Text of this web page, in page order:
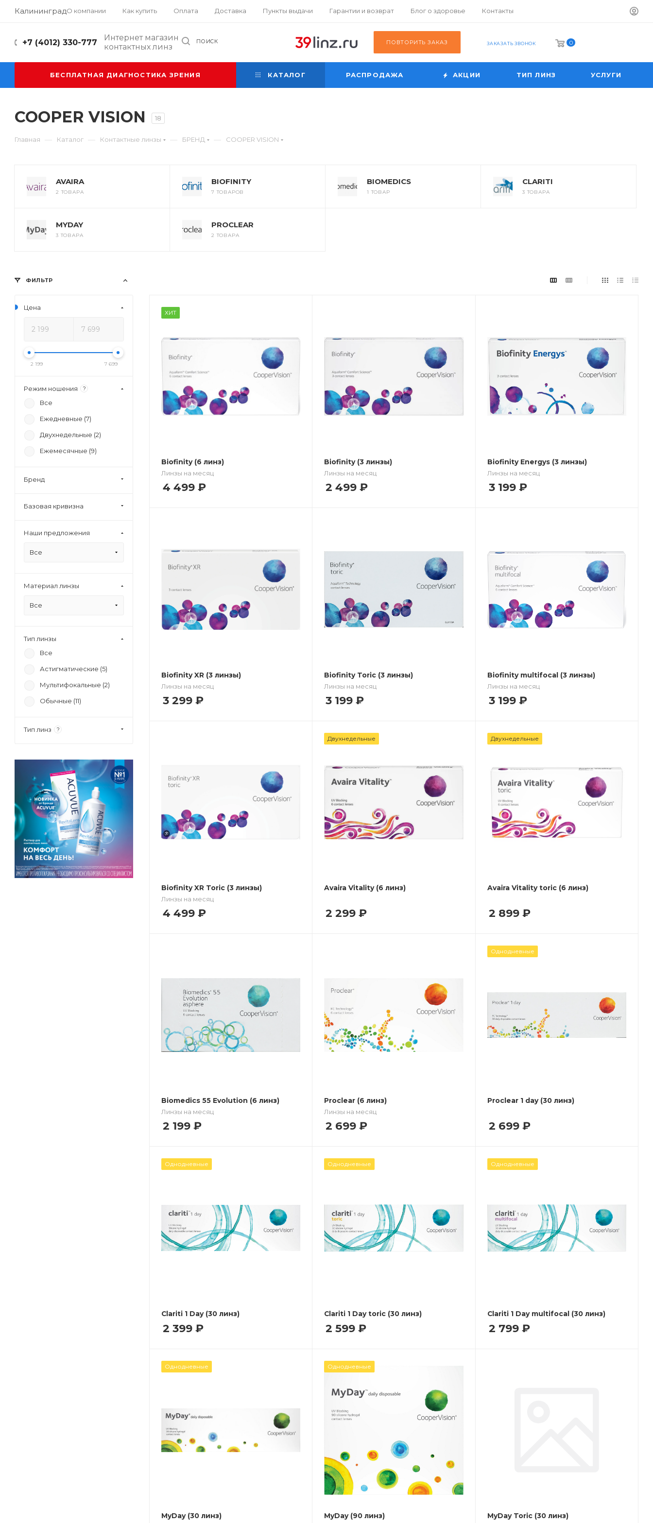
КалининградО компании Как купить Оплата Доставка Пункты выдачи Гарантии и возврат Блог о здоровье Контакты
+7 (4012) 330-777
Интернет магазин
контактных линз
ПОИСК ПОВТОРИТЬ ЗАКАЗ ЗАКАЗАТЬ ЗВОНОК 0
БЕСПЛАТНАЯ ДИАГНОСТИКА ЗРЕНИЯ КАТАЛОГ РАСПРОДАЖА АКЦИИ ТИП ЛИНЗ УСЛУГИ
COOPER VISION 18
Главная — Каталог — Контактные линзы — БРЕНД — COOPER VISION
AVAIRA
2 ТОВАРА
BIOFINITY
7 ТОВАРОВ
BIOMEDICS
1 ТОВАР
CLARITI
3 ТОВАРА
MYDAY
3 ТОВАРА
PROCLEAR
2 ТОВАРА
ХИТ
Biofinity (6 линз)
Линзы на месяц
4 499 ₽
Biofinity (3 линзы)
Линзы на месяц
2 499 ₽
Biofinity Energys (3 линзы)
Линзы на месяц
3 199₽
Biofinity XR (3 линзы)
Линзы на месяц
3 299 ₽
Biofinity Toric (3 линзы)
Линзы на месяц
3 199 ₽
Biofinity multifocal (3 линзы)
Линзы на месяц
3 199₽
Biofinity XR Toric (3 линзы)
Линзы на месяц
4 499 ₽
Двухнедельные
Avaira Vitality (6 линз)
2 299 ₽
Двухнедельные
Avaira Vitality toric (6 линз)
2 899₽
Biomedics 55 Evolution (6 линз)
Линзы на месяц
2 199 ₽
Proclear (6 линз)
Линзы на месяц
2 699 ₽
Однодневные
Proclear 1 day (30 линз)
2 699₽
Однодневные
Clariti 1 Day (30 линз)
2 399 ₽
Однодневные
Clariti 1 Day toric (30 линз)
2 599 ₽
Однодневные
Clariti 1 Day multifocal (30 линз)
2 799₽
Однодневные
MyDay (30 линз)
Однодневные
MyDay (90 линз) MyDay Toric (30 линз)
ФИЛЬТР
Цена
2 199 7 699
Режим ношения ?
Все
Ежедневные (7)
Двухнедельные (2)
Ежемесячные (9)
Бренд
Базовая кривизна
Наши предложения
Все
Материал линзы
Все
Тип линзы
Все
Астигматические (5)
Мультифокальные (2)
Обычные (11)
Тип линз ?